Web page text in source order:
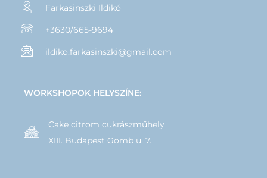
Farkasinszki Ildikó
+3630/665-9694
ildiko.farkasinszki@gmail.com
WORKSHOPOK HELYSZÍNE:
Cake citrom cukrászműhely
XIII. Budapest Gömb u. 7.